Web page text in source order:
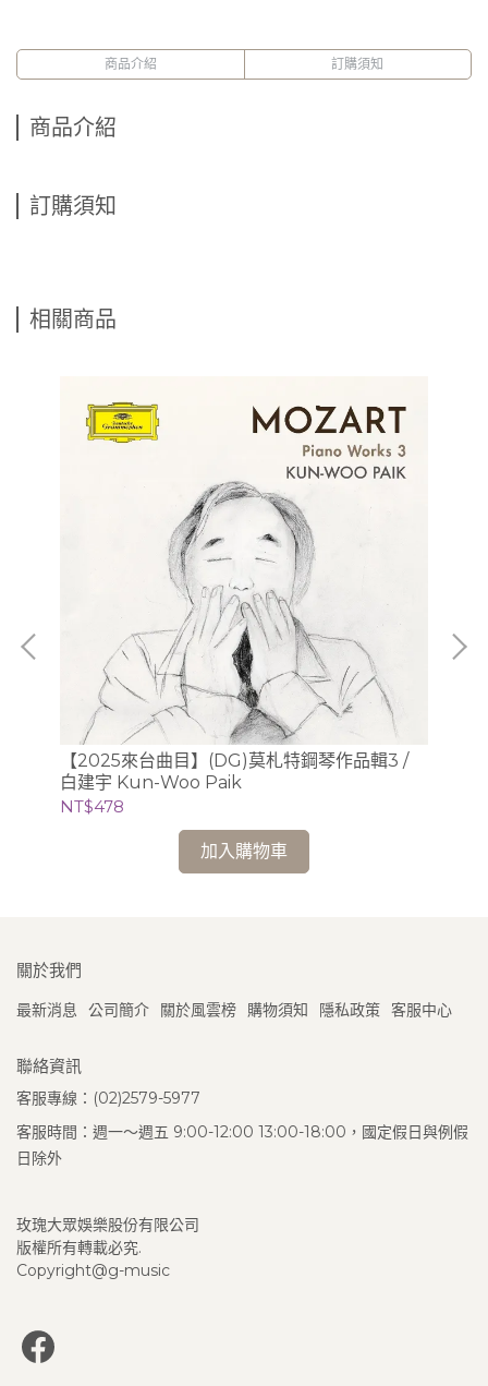
商品介紹 訂購須知
商品介紹
訂購須知
相關商品
【2025來台曲目】(DG)莫札特鋼琴作品輯3 /
白建宇 Kun-Woo Paik
NT$478
加入購物車
關於我們
最新消息 公司簡介 關於風雲榜 購物須知 隱私政策 客服中心
聯絡資訊
客服專線：(02)2579-5977
客服時間：週一～週五 9:00-12:00 13:00-18:00，國定假日與例假
日除外
玫瑰大眾娛樂股份有限公司
版權所有轉載必究.
Copyright@g-music